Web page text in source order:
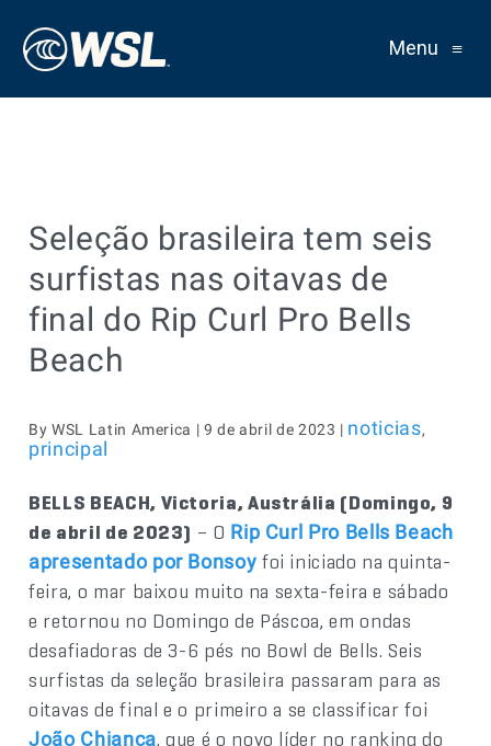
Menu ≡
Seleção brasileira tem seis
surfistas nas oitavas de
final do Rip Curl Pro Bells
Beach
By WSL Latin America | 9 de abril de 2023 | noticias,
principal
BELLS BEACH, Victoria, Austrália (Domingo, 9
de abril de 2023) – O Rip Curl Pro Bells Beach
apresentado por Bonsoy foi iniciado na quinta-
feira, o mar baixou muito na sexta-feira e sábado
e retornou no Domingo de Páscoa, em ondas
desafiadoras de 3-6 pés no Bowl de Bells. Seis
surfistas da seleção brasileira passaram para as
oitavas de final e o primeiro a se classificar foi
João Chianca, que é o novo líder no ranking do